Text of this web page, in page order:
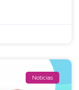
Noticias